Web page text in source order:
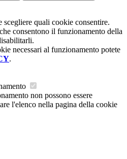
scegliere quali cookie consentire.
consentono il funzionamento della
necessari al funzionamento potete
.
non possono essere
l'elenco nella pagina della cookie